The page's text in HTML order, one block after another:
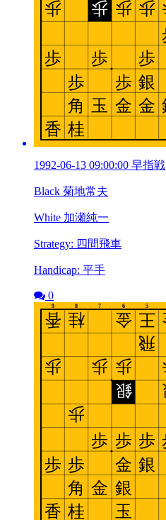
1992-06-13 09:00:00 早指戦
Black 菊地常夫
White 加瀬純一
Strategy: 四間飛車
Handicap: 平手
0